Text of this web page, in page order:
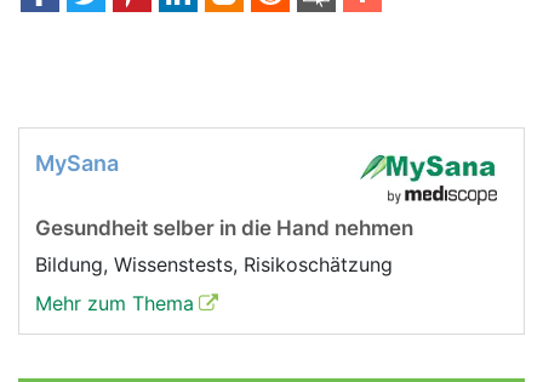
MySana
Gesundheit selber in die Hand nehmen
Bildung, Wissenstests, Risikoschätzung
Mehr zum Thema